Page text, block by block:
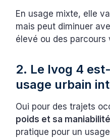
En usage mixte, elle
mais peut diminuer
élevé ou des parcours
2. Le Ivog 4
usage urbain
Oui pour des trajets
poids et sa maniabilité
pratique pour un